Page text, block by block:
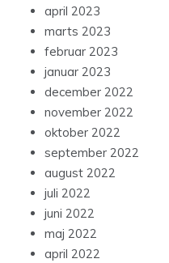
april 2023
marts 2023
februar 2023
januar 2023
december 2022
november 2022
oktober 2022
september 2022
august 2022
juli 2022
juni 2022
maj 2022
april 2022